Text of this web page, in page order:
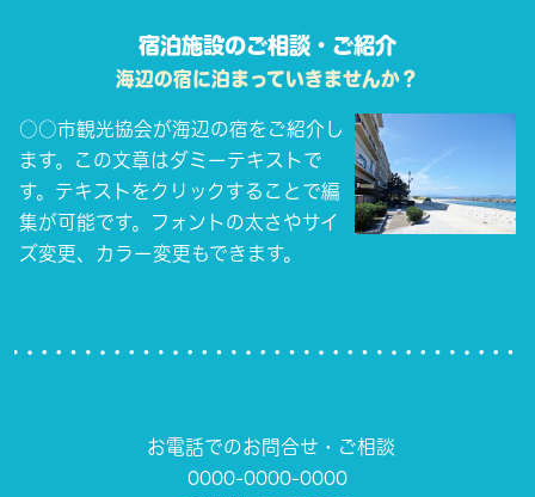
宿泊施設のご相談・ご紹介
海辺の宿に泊まっていきませんか？
○○市観光協会が海辺の宿をご紹介し
ます。この文章はダミーテキストで
す。テキストをクリックすることで編
集が可能です。フォントの太さやサイ
ズ変更、カラー変更もできます。
お電話でのお問合せ・ご相談
0000-0000-0000